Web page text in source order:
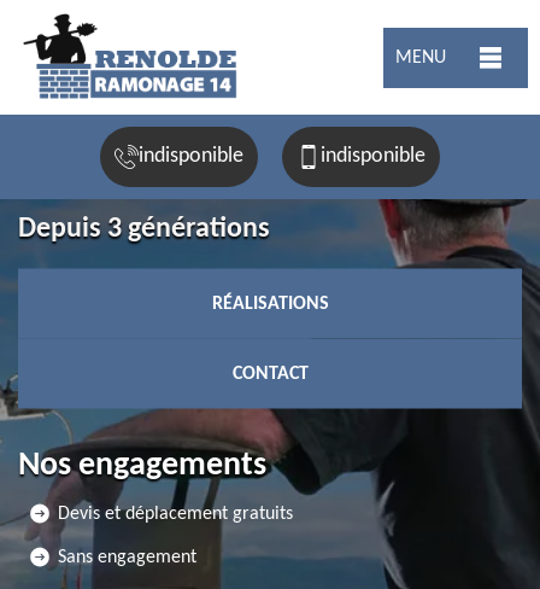
MENU
indisponible indisponible
Depuis 3 générations
RÉALISATIONS
CONTACT
Nos engagements
Devis et déplacement gratuits
Sans engagement